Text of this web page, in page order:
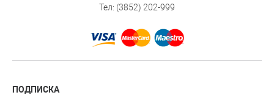
Тел: (3852) 202-999
ПОДПИСКА